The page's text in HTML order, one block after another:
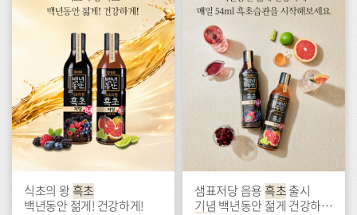
식초의 왕 흑초
백년동안 젊게! 건강하게!
샘표저당 음용 흑초출시
기념 백년동안 젊게 건강하게